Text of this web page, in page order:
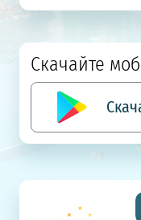
Скачайте